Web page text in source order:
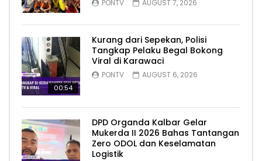
PONTV AUGUST 7, 2026
00:54
Kurang dari Sepekan, Polisi
Tangkap Pelaku Begal Bokong
Viral di Karawaci
PONTV AUGUST 6, 2026
DPD Organda Kalbar Gelar
Mukerda II 2026 Bahas Tantangan
Zero ODOL dan Keselamatan
Logistik